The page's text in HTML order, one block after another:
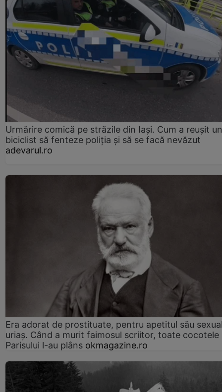
Urmărire comică pe străzile din Iași. Cum a reușit un
biciclist să fenteze poliția și să se facă nevăzut
adevarul.ro
Era adorat de prostituate, pentru apetitul său
uriaș. Când a murit faimosul scriitor, toate cocotele
Parisului l-au plâns okmagazine.ro